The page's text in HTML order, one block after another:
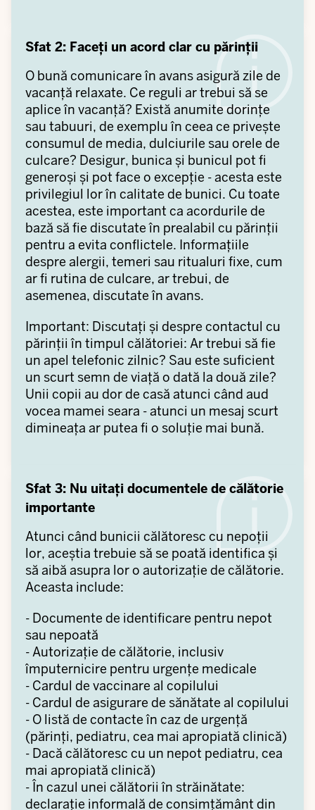
Sfat 2: Faceți un acord clar cu părinții
O bună comunicare în avans asigură zile de
vacanță relaxate. Ce reguli ar trebui să se
aplice în vacanță? Există anumite dorințe
sau tabuuri, de exemplu în ceea ce privește
consumul de media, dulciurile sau orele de
culcare? Desigur, bunica și bunicul pot fi
generoși și pot face o excepție - acesta este
privilegiul lor în calitate de bunici. Cu toate
acestea, este important ca acordurile de
bază să fie discutate în prealabil cu părinții
pentru a evita conflictele. Informațiile
despre alergii, temeri sau ritualuri fixe, cum
ar fi rutina de culcare, ar trebui, de
asemenea, discutate în avans.
Important: Discutați și despre contactul cu
părinții în timpul călătoriei: Ar trebui să fie
un apel telefonic zilnic? Sau este suficient
un scurt semn de viață o dată la două zile?
Unii copii au dor de casă atunci când aud
vocea mamei seara - atunci un mesaj scurt
dimineața ar putea fi o soluție mai bună.
Sfat 3: Nu uitați documentele de călătorie
importante
Atunci când bunicii călătoresc cu nepoții
lor, aceștia trebuie să se poată identifica și
să aibă asupra lor o autorizație de călătorie.
Aceasta include:
- Documente de identificare pentru nepot
sau nepoată
- Autorizație de călătorie, inclusiv
împuternicire pentru urgențe medicale
- Cardul de vaccinare al copilului
- Cardul de asigurare de sănătate al copilului
- O listă de contacte în caz de urgență
(părinți, pediatru, cea mai apropiată clinică)
- Dacă călătoresc cu un nepot pediatru, cea
mai apropiată clinică)
- În cazul unei călătorii în străinătate:
declarație informală de consimțământ din